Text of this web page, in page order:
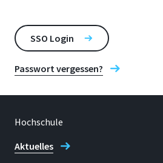
SSO Login
Passwort vergessen?
Hochschule
Aktuelles